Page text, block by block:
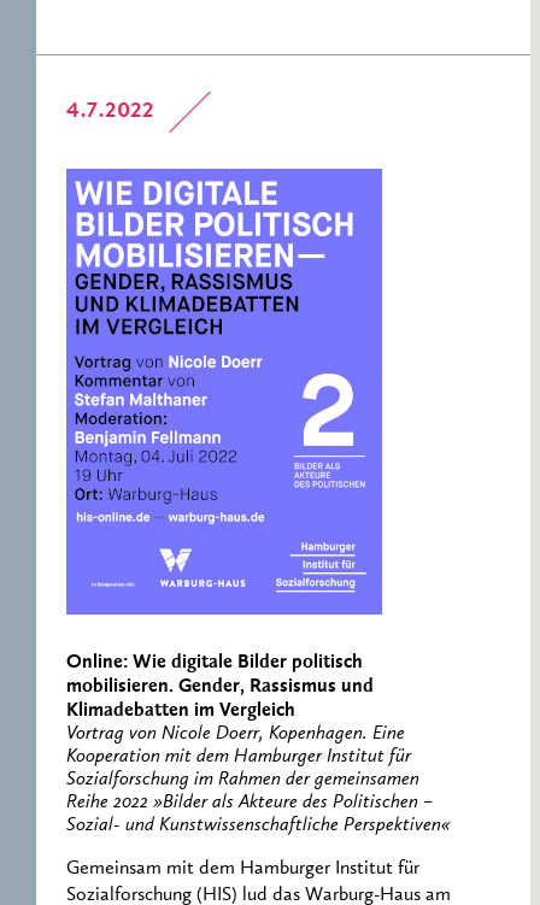
4.7.2022
Online: Wie digitale Bilder politisch
mobilisieren. Gender, Rassismus und
Klimadebatten im Vergleich
Vortrag von Nicole Doerr, Kopenhagen. Eine
Kooperation mit dem Hamburger Institut für
Sozialforschung im Rahmen der gemeinsamen
Reihe 2022 »Bilder als Akteure des Politischen –
Sozial- und Kunstwissenschaftliche Perspektiven«
Gemeinsam mit dem Hamburger Institut für
Sozialforschung (HIS) lud das Warburg-Haus am